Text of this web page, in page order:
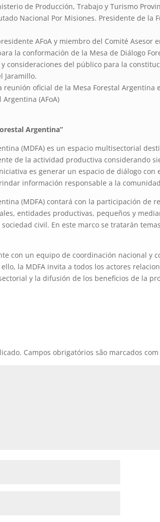
de Producción, Trabajo y Turismo
Nacional Por Misiones. Presidente de la
AFoA y miembro del Comité Asesor
la conformación de la Mesa de Diálogo
consideraciones del público para la
Jaramillo.
oficial de la Mesa Forestal Argentina
Argentina (AFoA)
Argentina”
(MDFA) es un espacio multisectorial
de la actividad productiva considerando
es generar un espacio de diálogo
información responsable a la
(MDFA) contará con la participación de
entidades productivas, pequeños y
civil. En este marco se tratarán
con un equipo de coordinación nacional y
la MDFA invita a todos los actores
y la difusión de los beneficios de la
Campos obrigatórios são marcados